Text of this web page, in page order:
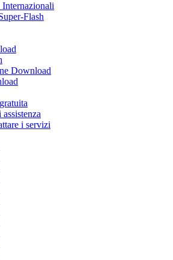
Flash
Download
i servizi